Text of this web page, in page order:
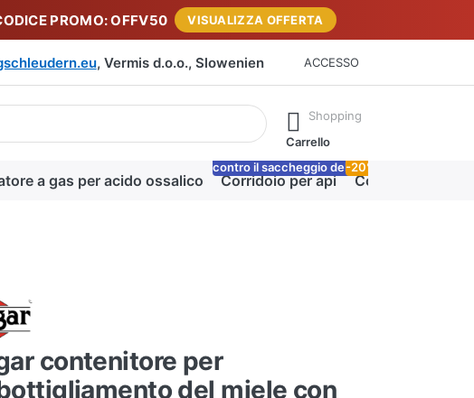
PROMO: OFFV50 VISUALIZZA OFFERTA
, Vermis d.o.o., Slowenien ACCESSO
durante la digitazione. Premere il tasto Invio per richiamare
Shopping
Carrello
a gas per acido ossalico Corridoio per api
contro il saccheggio delle api
Coperta miele
-20%
contenitore per
del miele con